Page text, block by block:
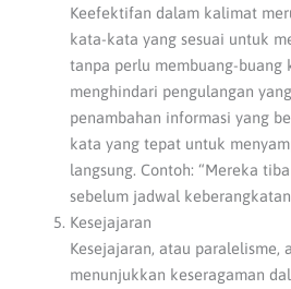
Keefektifan dalam kalimat
kata-kata yang sesuai untuk
tanpa perlu membuang-buang
menghindari pengulangan
penambahan informasi yang
kata yang tepat untuk
langsung. Contoh: “Mereka
sebelum jadwal
Kesejajaran
Kesejajaran, atau paralelisme,
menunjukkan keseragaman